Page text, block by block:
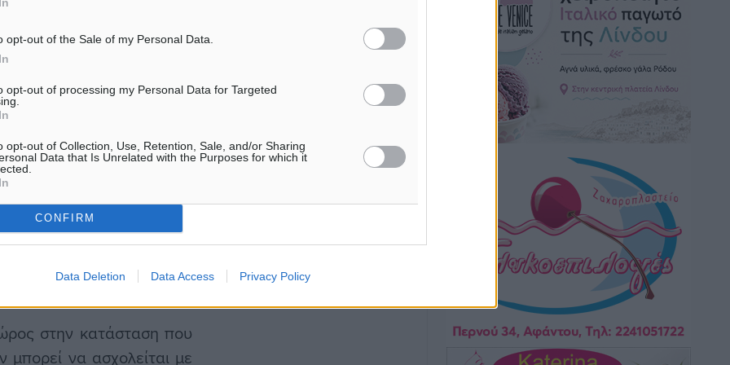
opt-out of the Sale of my Personal Data.
opt-out of processing my Personal Data for Targeted
opt-out of Collection, Use, Retention, Sale, and/or Sharing
Data that Is Unrelated with the Purposes for which it
CONFIRM
Data Deletion Data Access Privacy Policy
πρόβλημα με
η αιτία να χαθούν 34
να δώσει λύσεις.
και στον κίνδυνο να
έτους ο κ. Κόκκινος
στα σχολεία.
από το γραφείο που
στο χώρο
δήλωσε:
στην κατάσταση που
να ασχολείται με
• πριν 4 ώρες
Γ. Χατζημάρκος: “Δύο μεγάλες
δεσμεύσεις Γεωργιάδη” – Κίνητρα για
τους γιατρούς των νησιών και
συνεργασία Ρόδου με το Αττικόν για το
Ακτινοθεραπευτικό
πριν 4 ώρες
Σούπερ μάρκετ: Διευρύνεται η εθνική
πρωτοβουλία για τις τιμές – Eρχονται
νέες συμμετοχές εταιρειών
• πριν 4 ώρες
Συνελήφθησαν έξι άτομα για
ηχορύπανση από καταστήματα στο
Νότιο Αιγαίο